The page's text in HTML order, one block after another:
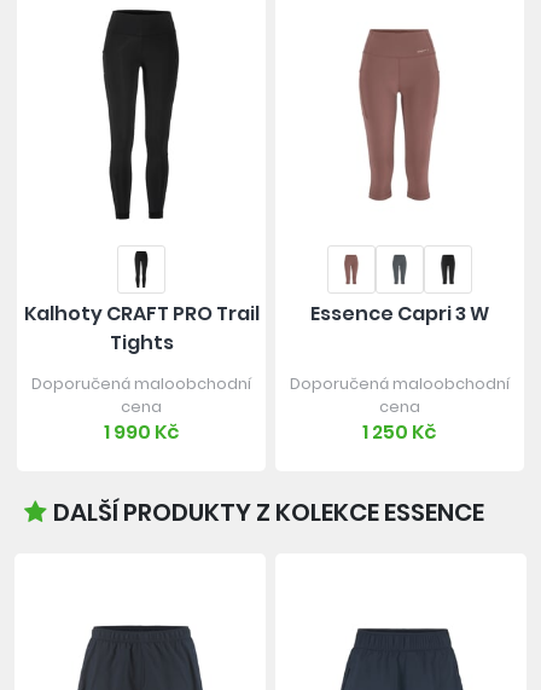
Kalhoty CRAFT PRO Trail
Tights
Doporučená maloobchodní
cena
1 990 Kč
Essence Capri 3 W
Doporučená maloobchodní
cena
1 250 Kč
DALŠÍ PRODUKTY Z KOLEKCE ESSENCE